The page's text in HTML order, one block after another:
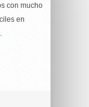
con mucho
en